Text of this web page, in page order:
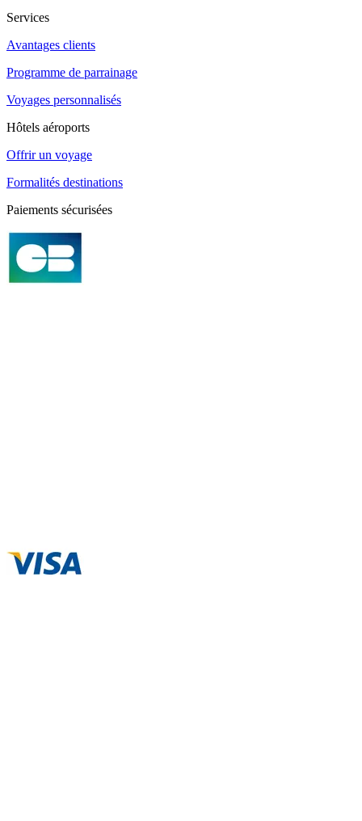
Services
Avantages clients
Programme de parrainage
Voyages personnalisés
Hôtels aéroports
Offrir un voyage
Formalités destinations
Paiements sécurisées